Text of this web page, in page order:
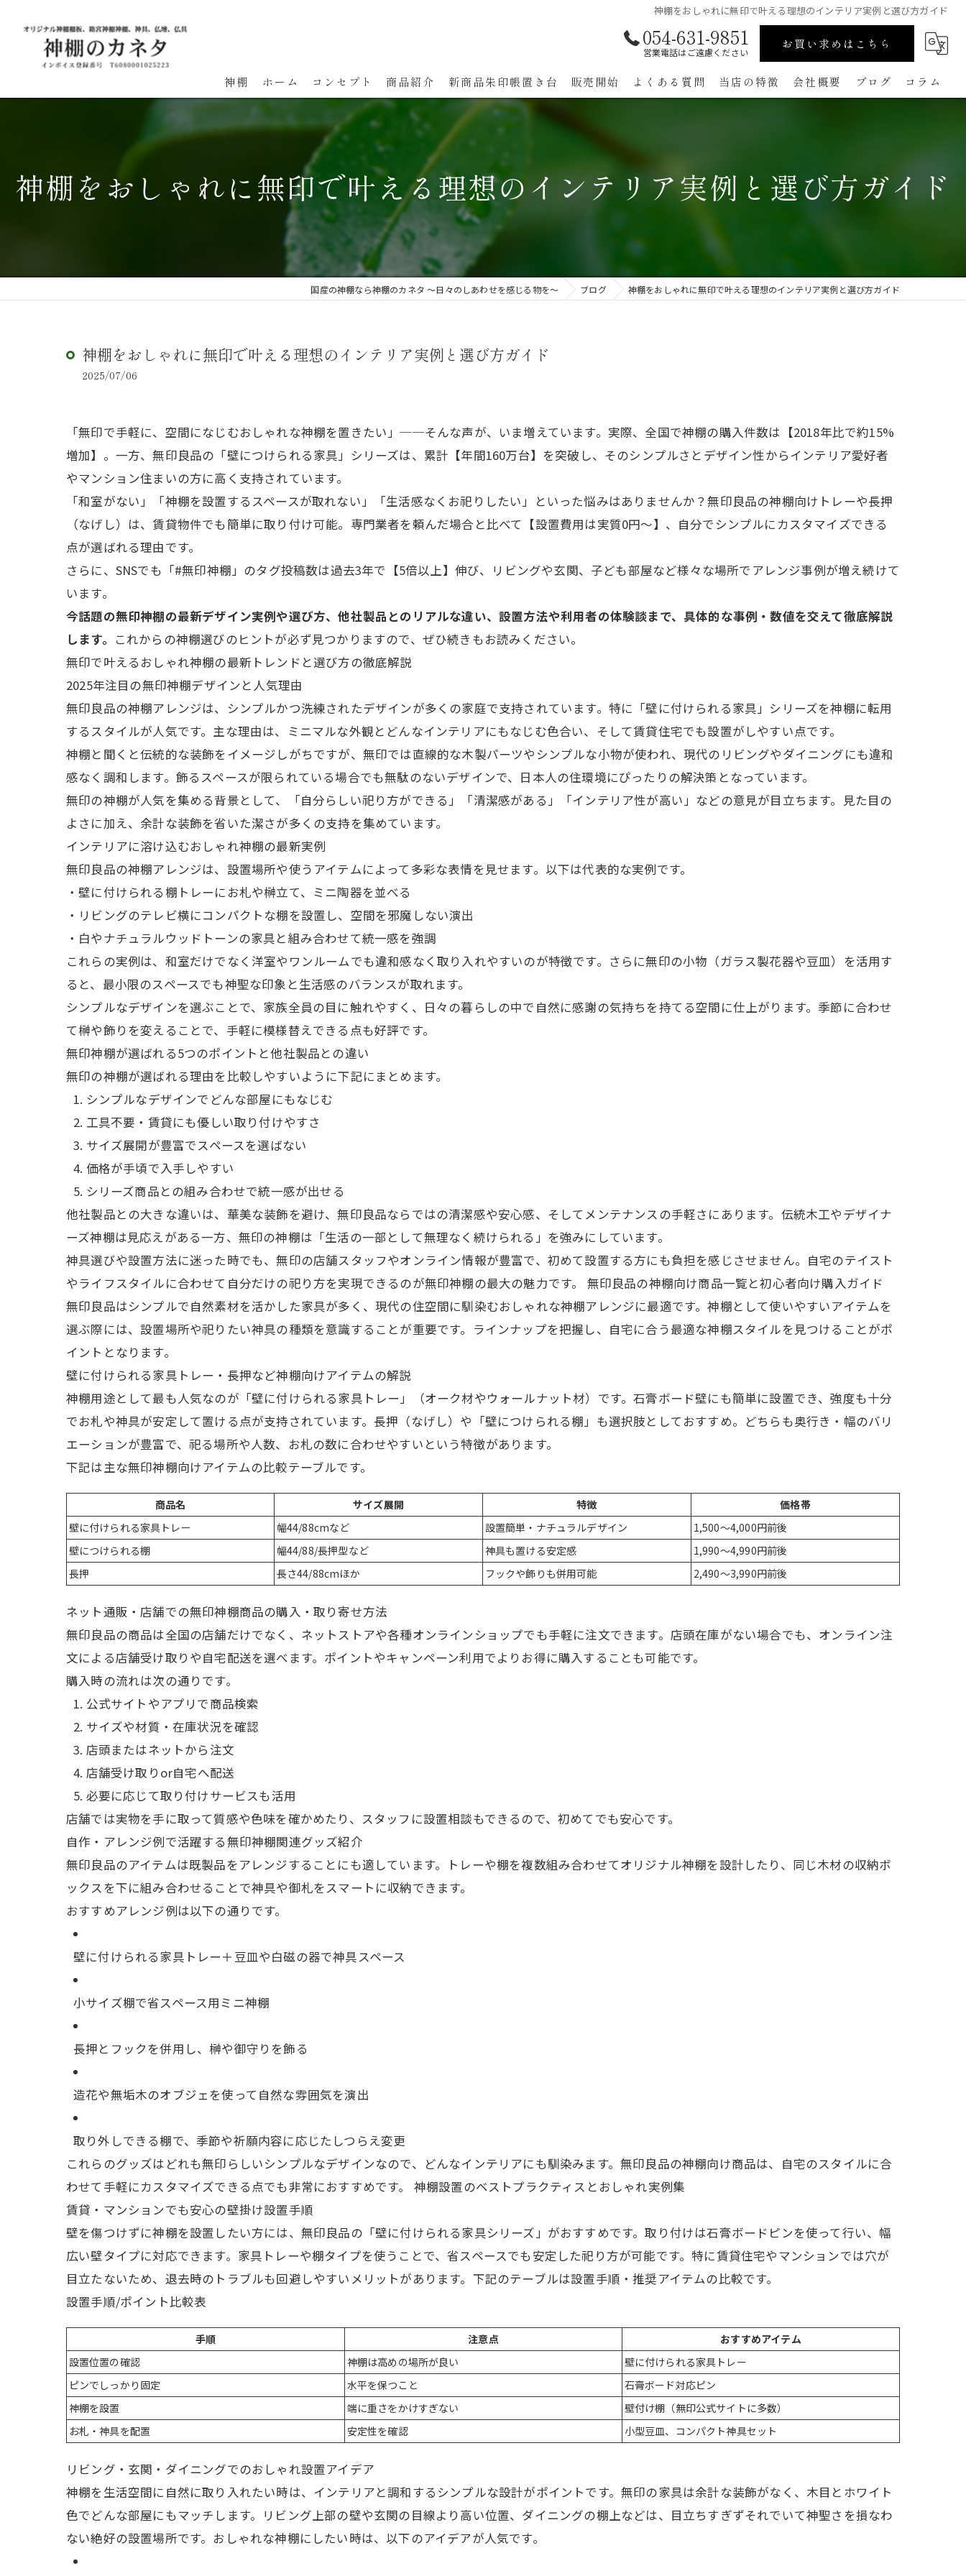
神棚をおしゃれに無印で叶える理想のインテリア実例と選び方ガイド
054-631-9851
営業電話はご遠慮ください
お買い求めはこちら
神棚 ホーム コンセプト
代表あいさつ
商品紹介 新商品朱印帳置き台 販売開始 よくある質問 当店の特徴
手作り
会社概要 ブログ コラム
神棚をおしゃれに無印で叶える理想のインテリア実例と選び方ガイド
国産の神棚なら神棚のカネタ ～日々のしあわせを感じる物を～ ブログ 神棚をおしゃれに無印で叶える理想のインテリア実例と選び方ガイド
神棚をおしゃれに無印で叶える理想のインテリア実例と選び方ガイド
2025/07/06
「無印で手軽に、空間になじむおしゃれな神棚を置きたい」──そんな声が、いま増えています。実際、全国で神棚の購入件数は【2018年比で約15%
増加】。一方、無印良品の「壁につけられる家具」シリーズは、累計【年間160万台】を突破し、そのシンプルさとデザイン性からインテリア愛好者
やマンション住まいの方に高く支持されています。
「和室がない」「神棚を設置するスペースが取れない」「生活感なくお祀りしたい」といった悩みはありませんか？無印良品の神棚向けトレーや長押
（なげし）は、賃貸物件でも簡単に取り付け可能。専門業者を頼んだ場合と比べて【設置費用は実質0円～】、自分でシンプルにカスタマイズできる
点が選ばれる理由です。
さらに、SNSでも「#無印神棚」のタグ投稿数は過去3年で【5倍以上】伸び、リビングや玄関、子ども部屋など様々な場所でアレンジ事例が増え続けて
います。
今話題の無印神棚の最新デザイン実例や選び方、他社製品とのリアルな違い、設置方法や利用者の体験談まで、具体的な事例・数値を交えて徹底解説
します。 これからの神棚選びのヒントが必ず見つかりますので、ぜひ続きもお読みください。
無印で叶えるおしゃれ神棚の最新トレンドと選び方の徹底解説
2025年注目の無印神棚デザインと人気理由
無印良品の神棚アレンジは、シンプルかつ洗練されたデザインが多くの家庭で支持されています。特に「壁に付けられる家具」シリーズを神棚に転用
するスタイルが人気です。主な理由は、ミニマルな外観とどんなインテリアにもなじむ色合い、そして賃貸住宅でも設置がしやすい点です。
神棚と聞くと伝統的な装飾をイメージしがちですが、無印では直線的な木製パーツやシンプルな小物が使われ、現代のリビングやダイニングにも違和
感なく調和します。飾るスペースが限られている場合でも無駄のないデザインで、日本人の住環境にぴったりの解決策となっています。
無印の神棚が人気を集める背景として、「自分らしい祀り方ができる」「清潔感がある」「インテリア性が高い」などの意見が目立ちます。見た目の
よさに加え、余計な装飾を省いた潔さが多くの支持を集めています。
インテリアに溶け込むおしゃれ神棚の最新実例
無印良品の神棚アレンジは、設置場所や使うアイテムによって多彩な表情を見せます。以下は代表的な実例です。
・壁に付けられる棚トレーにお札や榊立て、ミニ陶器を並べる
・リビングのテレビ横にコンパクトな棚を設置し、空間を邪魔しない演出
・白やナチュラルウッドトーンの家具と組み合わせて統一感を強調
これらの実例は、和室だけでなく洋室やワンルームでも違和感なく取り入れやすいのが特徴です。さらに無印の小物（ガラス製花器や豆皿）を活用す
ると、最小限のスペースでも神聖な印象と生活感のバランスが取れます。
シンプルなデザインを選ぶことで、家族全員の目に触れやすく、日々の暮らしの中で自然に感謝の気持ちを持てる空間に仕上がります。季節に合わせ
て榊や飾りを変えることで、手軽に模様替えできる点も好評です。
無印神棚が選ばれる5つのポイントと他社製品との違い
無印の神棚が選ばれる理由を比較しやすいように下記にまとめます。
シンプルなデザインでどんな部屋にもなじむ
工具不要・賃貸にも優しい取り付けやすさ
サイズ展開が豊富でスペースを選ばない
価格が手頃で入手しやすい
シリーズ商品との組み合わせで統一感が出せる
他社製品との大きな違いは、華美な装飾を避け、無印良品ならではの清潔感や安心感、そしてメンテナンスの手軽さにあります。伝統木工やデザイナ
ーズ神棚は見応えがある一方、無印の神棚は「生活の一部として無理なく続けられる」を強みにしています。
神具選びや設置方法に迷った時でも、無印の店舗スタッフやオンライン情報が豊富で、初めて設置する方にも負担を感じさせません。自宅のテイスト
やライフスタイルに合わせて自分だけの祀り方を実現できるのが無印神棚の最大の魅力です。 無印良品の神棚向け商品一覧と初心者向け購入ガイド
無印良品はシンプルで自然素材を活かした家具が多く、現代の住空間に馴染むおしゃれな神棚アレンジに最適です。神棚として使いやすいアイテムを
選ぶ際には、設置場所や祀りたい神具の種類を意識することが重要です。ラインナップを把握し、自宅に合う最適な神棚スタイルを見つけることがポ
イントとなります。
壁に付けられる家具トレー・長押など神棚向けアイテムの解説
神棚用途として最も人気なのが「壁に付けられる家具トレー」（オーク材やウォールナット材）です。石膏ボード壁にも簡単に設置でき、強度も十分
でお札や神具が安定して置ける点が支持されています。長押（なげし）や「壁につけられる棚」も選択肢としておすすめ。どちらも奥行き・幅のバリ
エーションが豊富で、祀る場所や人数、お札の数に合わせやすいという特徴があります。
下記は主な無印神棚向けアイテムの比較テーブルです。
商品名 サイズ展開 特徴
価格帯
壁に付けられる家具トレー
幅44/88cmなど 設置簡単・ナチュラルデザイン
1,500～4,000円前後
壁につけられる棚
幅44/88/長押型など 神具も置ける安定感
1,990～4,990円前後
長押
長さ44/88cmほか フックや飾りも併用可能 2,490～3,990円前後
ネット通販・店舗での無印神棚商品の購入・取り寄せ方法
無印良品の商品は全国の店舗だけでなく、ネットストアや各種オンラインショップでも手軽に注文できます。店頭在庫がない場合でも、オンライン注
文による店舗受け取りや自宅配送を選べます。ポイントやキャンペーン利用でよりお得に購入することも可能です。
購入時の流れは次の通りです。
公式サイトやアプリで商品検索
サイズや材質・在庫状況を確認
店頭またはネットから注文
店舗受け取りor自宅へ配送
必要に応じて取り付けサービスも活用
店舗では実物を手に取って質感や色味を確かめたり、スタッフに設置相談もできるので、初めてでも安心です。
自作・アレンジ例で活躍する無印神棚関連グッズ紹介
無印良品のアイテムは既製品をアレンジすることにも適しています。トレーや棚を複数組み合わせてオリジナル神棚を設計したり、同じ木材の収納ボ
ックスを下に組み合わせることで神具や御札をスマートに収納できます。
おすすめアレンジ例は以下の通りです。
壁に付けられる家具トレー＋豆皿や白磁の器で神具スペース
小サイズ棚で省スペース用ミニ神棚
長押とフックを併用し、榊や御守りを飾る
造花や無垢木のオブジェを使って自然な雰囲気を演出
取り外しできる棚で、季節や祈願内容に応じたしつらえ変更
これらのグッズはどれも無印らしいシンプルなデザインなので、どんなインテリアにも馴染みます。無印良品の神棚向け商品は、自宅のスタイルに合
わせて手軽にカスタマイズできる点でも非常におすすめです。 神棚設置のベストプラクティスとおしゃれ実例集
賃貸・マンションでも安心の壁掛け設置手順
壁を傷つけずに神棚を設置したい方には、無印良品の「壁に付けられる家具シリーズ」がおすすめです。取り付けは石膏ボードピンを使って行い、幅
広い壁タイプに対応できます。家具トレーや棚タイプを使うことで、省スペースでも安定した祀り方が可能です。特に賃貸住宅やマンションでは穴が
目立たないため、退去時のトラブルも回避しやすいメリットがあります。下記のテーブルは設置手順・推奨アイテムの比較です。
設置手順/ポイント比較表
手順 注意点
おすすめアイテム
設置位置の確認
神棚は高めの場所が良い
壁に付けられる家具トレー
ピンでしっかり固定
水平を保つこと
石膏ボード対応ピン
神棚を設置
端に重さをかけすぎない
壁付け棚（無印公式サイトに多数）
お札・神具を配置
安定性を確認 小型豆皿、コンパクト神具セット
リビング・玄関・ダイニングでのおしゃれ設置アイデア
神棚を生活空間に自然に取り入れたい時は、インテリアと調和するシンプルな設計がポイントです。無印の家具は余計な装飾がなく、木目とホワイト
色でどんな部屋にもマッチします。リビング上部の壁や玄関の目線より高い位置、ダイニングの棚上などは、目立ちすぎずそれでいて神聖さを損なわ
ない絶好の設置場所です。おしゃれな神棚にしたい時は、以下のアイデアが人気です。